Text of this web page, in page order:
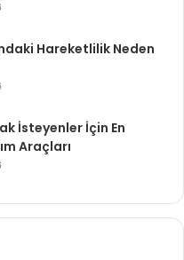
Hareketlilik Neden
İsteyenler İçin En
Araçları